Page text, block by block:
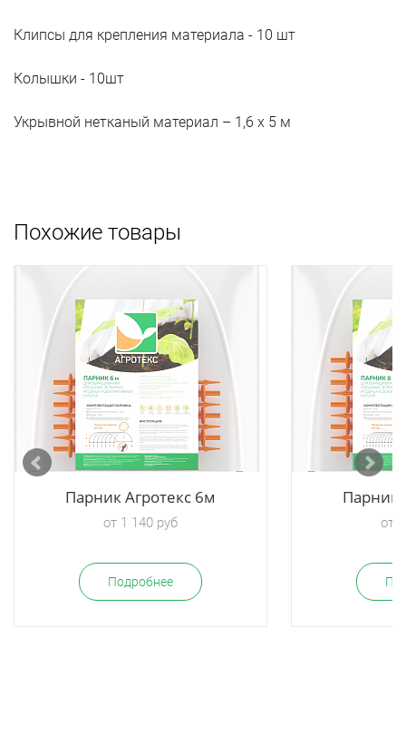
Клипсы для крепления материала - 10 шт
Колышки - 10шт
Укрывной нетканый материал – 1,6 х 5 м
Похожие товары
Парник Агротекс 6м
от 1 140 руб
Подробнее
Парник
от